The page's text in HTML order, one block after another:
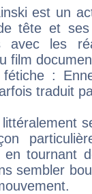
est un
tête et ses
avec les
film
fétiche :
traduit
en tournant
sembler